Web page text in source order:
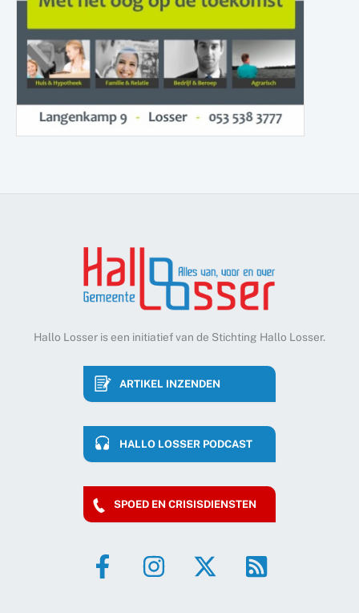
Hallo Losser is een initiatief van de Stichting Hallo Losser.
ARTIKEL INZENDEN
HALLO LOSSER PODCAST
SPOED EN CRISISDIENSTEN